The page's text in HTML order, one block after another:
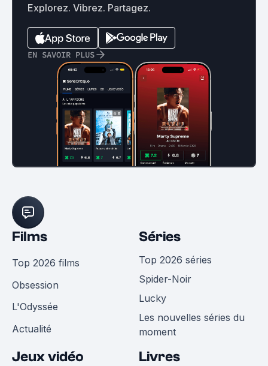
Explorez. Vibrez. Partagez.
EN SAVOIR PLUS
Films
Top 2026 films
Obsession
L'Odyssée
Actualité
Séries
Top 2026 séries
Spider-Noir
Lucky
Les nouvelles séries du
moment
Jeux vidéo Livres